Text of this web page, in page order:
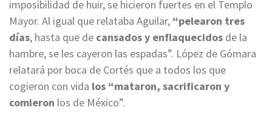
imposibilidad de huir, se hicieron fuertes en el Templo
Mayor. Al igual que relataba Aguilar, “pelearon tres
días, hasta que de cansados y enflaquecidos de la
hambre, se les cayeron las espadas”. López de Gómara
relatará por boca de Cortés que a todos los que
cogieron con vida los “mataron, sacrificaron y
comieron los de México”.